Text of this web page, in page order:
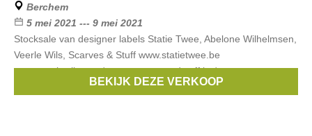
Berchem
5 mei 2021 --- 9 mei 2021
Stocksale van designer labels Statie Twee, Abelone Wilhelmsen,
Veerle Wils, Scarves & Stuff www.statietwee.be
www.veerlewils.com/ www.scarvesandstuff.be/
www.abelonewilhelmsen.comBEKIJK DEZE VERKOOP